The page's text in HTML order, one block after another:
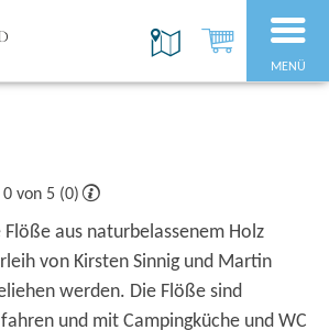
MENÜ
0 von 5 (0)
aus naturbelassenem Holz
von Kirsten Sinnig und Martin
werden. Die Flöße sind
und mit Campingküche und WC